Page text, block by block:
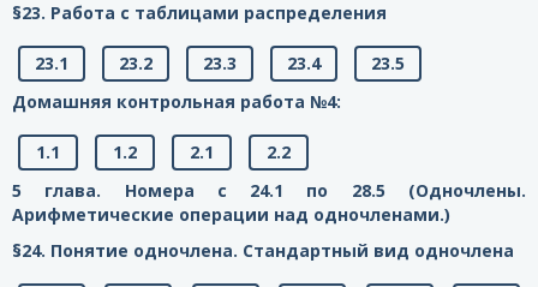
§23. Работа с таблицами распределения
23.1 23.2 23.3 23.4
23.5
Домашняя контрольная работа №4:
1.1 1.2 2.1
2.2
5 глава. Номера с 24.1 по 28.5 (Одночлены.
Арифметические операции над одночленами.)
§24. Понятие одночлена. Стандартный вид одночлена